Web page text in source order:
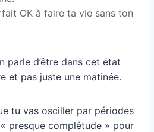
OK à faire ta vie sans ton
parle d’être dans cet état
et pas juste une matinée.
tu vas osciller par périodes
presque complétude » pour